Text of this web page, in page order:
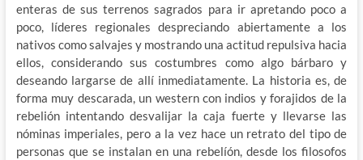
enteras de sus terrenos sagrados para ir apretando poco a
poco, líderes regionales despreciando abiertamente a los
nativos como salvajes y mostrando una actitud repulsiva hacia
ellos, considerando sus costumbres como algo bárbaro y
deseando largarse de allí inmediatamente. La historia es, de
forma muy descarada, un western con indios y forajidos de la
rebelión intentando desvalijar la caja fuerte y llevarse las
nóminas imperiales, pero a la vez hace un retrato del tipo de
personas que se instalan en una rebelíón, desde los filosofos